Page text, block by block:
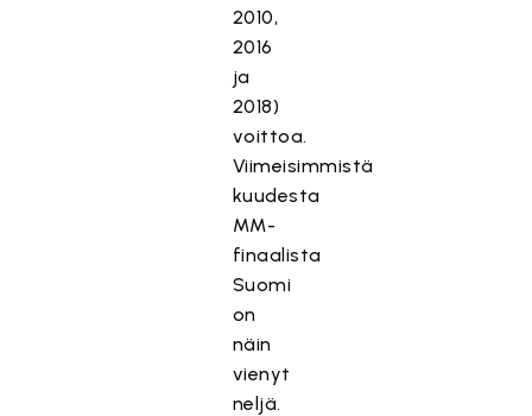
2010,
2016
ja
2018)
voittoa.
Viimeisimmistä
kuudesta
MM-
finaalista
Suomi
on
näin
vienyt
neljä.